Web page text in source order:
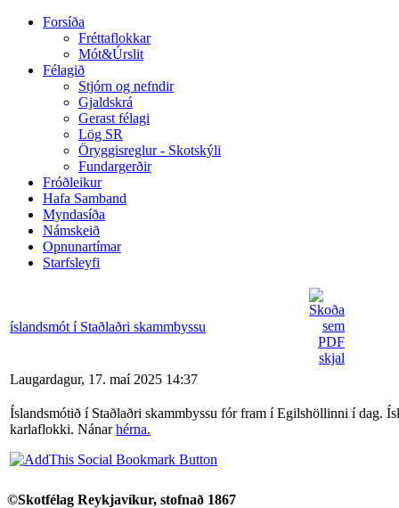
Forsíða
Fréttaflokkar
Mót&Úrslit
Félagið
Stjórn og nefndir
Gjaldskrá
Gerast félagi
Lög SR
Öryggisreglur - Skotskýli
Fundargerðir
Fróðleikur
Hafa Samband
Myndasíða
Námskeið
Opnunartímar
Starfsleyfi
íslandsmót í Staðlaðri skammbyssu
Laugardagur, 17. maí 2025 14:37
Íslandsmótið í Staðlaðri skammbyssu fór fram í Egilshöllinni í dag.
karlaflokki. Nánarhérna.
©Skotfélag Reykjavíkur, stofnað 1867